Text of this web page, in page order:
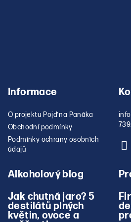
Informace
O projektu Pojď na Panáka
Obchodní podmínky
Podmínky ochrany osobních
údajů
info
Alkoholový blog
Jak chutná jaro? 5
destilátů plných
květin, ovoce a